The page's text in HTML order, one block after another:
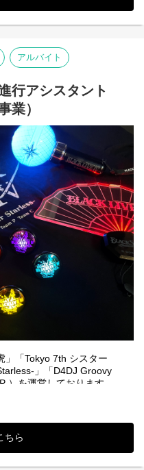
ルのIPの価値を高めていく
ント、グッズ、音楽商品販
効果検証
関われ、ご自身のキャリア
した時SNS等で直接ファン
同じ目線で仕事ができる
職務経歴書、現年収・希望
能性もあります。
アルバイト
行アシスタント
業）
」「Tokyo 7th シスター
」「D4DJ Groovy
）を運営しております。
ことでよりお客様に
品が増えていくことから、
しています。
ちら